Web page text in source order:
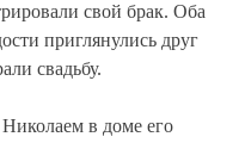
свой брак. Оба
приглянулись друг
свадьбу.
в доме его